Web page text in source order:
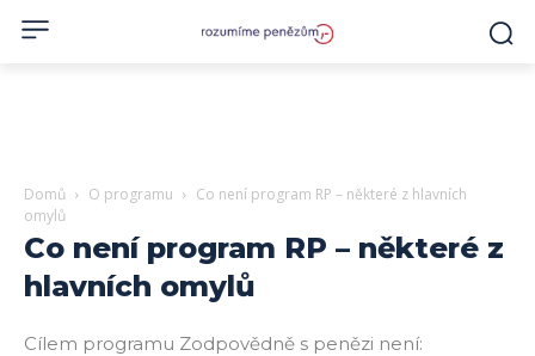
Domů O programu
Co není program RP – některé z hlavních
omylů
Co není program RP – některé z
hlavních omylů
Cílem programu Zodpovědně s penězi není: